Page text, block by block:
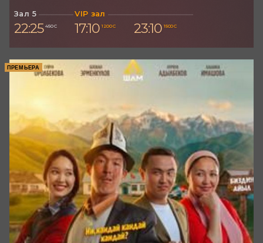
Зал 5
22:25 450 С
VIP зал
17:10 1 200 С 23:10 1 500 С
ПРЕМЬЕРА